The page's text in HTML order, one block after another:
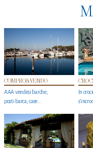
COMPRO&VENDO
AAA vendesi barche,
posti barca, case…
In